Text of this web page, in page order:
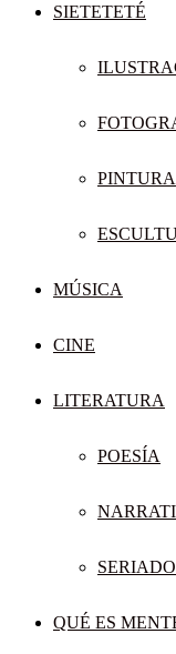
SIETETETÉ
PINTURA
MÚSICA
CINE
LITERATURA
POESÍA
QUÉ ES